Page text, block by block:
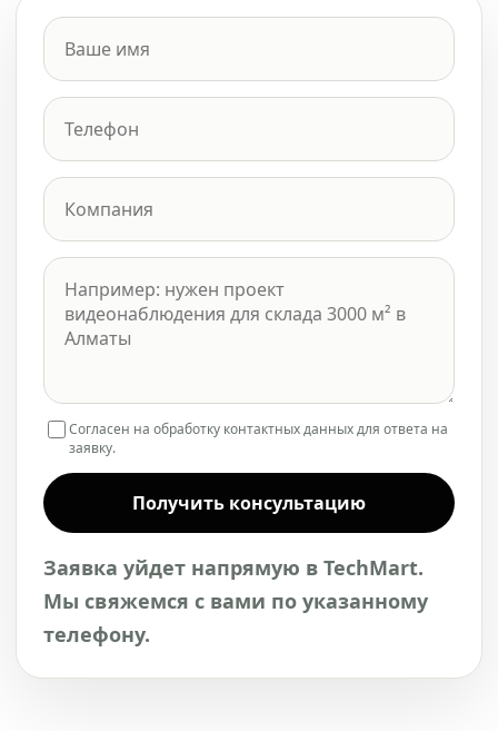
Согласен на обработку контактных данных для ответа на
заявку.
Получить консультацию
Заявка уйдет напрямую в TechMart.
Мы свяжемся с вами по указанному
телефону.